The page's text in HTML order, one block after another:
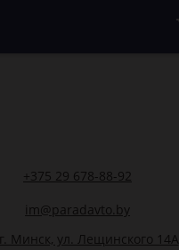
+375 29 678-88-92
im@paradavto.by
г. Минск, ул. Лещинского 14А